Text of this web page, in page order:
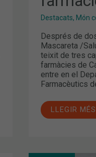
Destacats, Món
Després de
Mascareta /
teixit de tres
farmàcies de
entre en el
Farmacèutics
FARMÀCIES
CATALANES
LLEGIR MÉS